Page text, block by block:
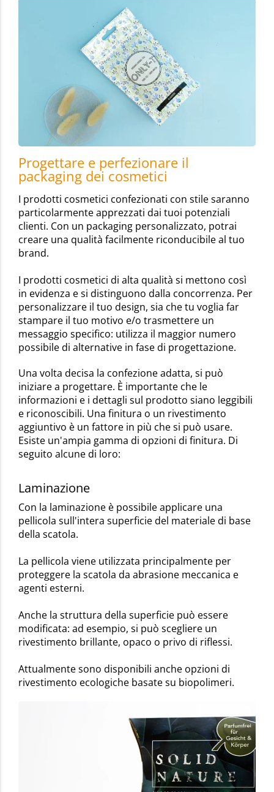
Progettare e perfezionare il
packaging dei cosmetici
I prodotti cosmetici confezionati con stile saranno
particolarmente apprezzati dai tuoi potenziali
clienti. Con un packaging personalizzato, potrai
creare una qualità facilmente riconducibile al tuo
brand.
I prodotti cosmetici di alta qualità si mettono così
in evidenza e si distinguono dalla concorrenza. Per
personalizzare il tuo design, sia che tu voglia far
stampare il tuo motivo e/o trasmettere un
messaggio specifico: utilizza il maggior numero
possibile di alternative in fase di progettazione.
Una volta decisa la confezione adatta, si può
iniziare a progettare. È importante che le
informazioni e i dettagli sul prodotto siano leggibili
e riconoscibili. Una finitura o un rivestimento
aggiuntivo è un fattore in più che si può usare.
Esiste un'ampia gamma di opzioni di finitura. Di
seguito alcune di loro:
Laminazione
Con la laminazione è possibile applicare una
pellicola sull'intera superficie del materiale di base
della scatola.
La pellicola viene utilizzata principalmente per
proteggere la scatola da abrasione meccanica e
agenti esterni.
Anche la struttura della superficie può essere
modificata: ad esempio, si può scegliere un
rivestimento brillante, opaco o privo di riflessi.
Attualmente sono disponibili anche opzioni di
rivestimento ecologiche basate su biopolimeri.